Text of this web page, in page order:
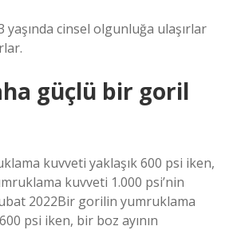
yaşında cinsel olgunluğa ulaşırlar
güçlü bir goril
kuvveti yaklaşık 600 psi iken,
kuvveti 1.000 psi’nin
2022Bir gorilin yumruklama
psi iken, bir boz ayının